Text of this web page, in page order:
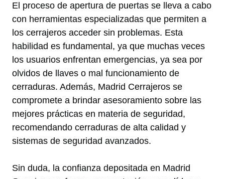
El proceso de apertura de puertas se lleva a cabo
con herramientas especializadas que permiten a
los cerrajeros acceder sin problemas. Esta
habilidad es fundamental, ya que muchas veces
los usuarios enfrentan emergencias, ya sea por
olvidos de llaves o mal funcionamiento de
cerraduras. Además, Madrid Cerrajeros se
compromete a brindar asesoramiento sobre las
mejores prácticas en materia de seguridad,
recomendando cerraduras de alta calidad y
sistemas de seguridad avanzados.
Sin duda, la confianza depositada en Madrid